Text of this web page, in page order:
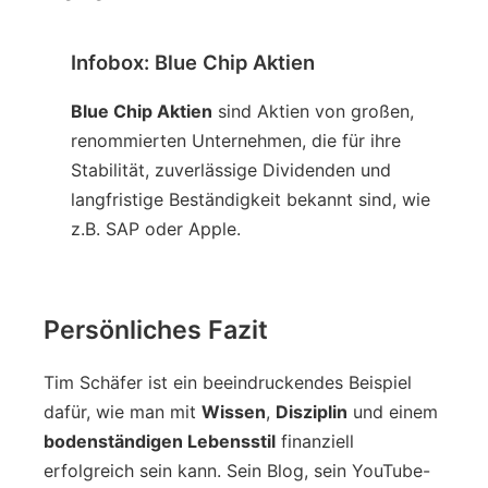
Infobox: Blue Chip Aktien
Blue Chip Aktien sind Aktien von großen,
renommierten Unternehmen, die für ihre
Stabilität, zuverlässige Dividenden und
langfristige Beständigkeit bekannt sind, wie
z.B. SAP oder Apple.
Persönliches Fazit
Tim Schäfer ist ein beeindruckendes Beispiel
dafür, wie man mit Wissen, Disziplin und einem
bodenständigen Lebensstil finanziell
erfolgreich sein kann. Sein Blog, sein YouTube-